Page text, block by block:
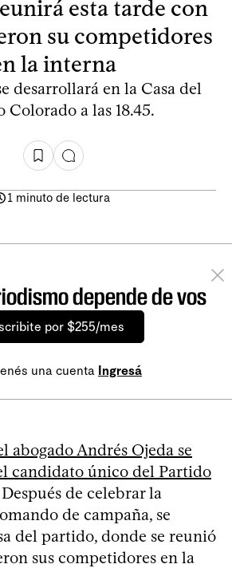
esta tarde con
su competidores
la interna
desarrollará en la Casa del
Colorado a las 18.45.
1 minuto de lectura
depende de vos
por $255/mes
una cuenta Ingresá
abogado Andrés Ojeda se
candidato único del Partido
Después de celebrar la
de campaña, se
del partido, donde se reunió
sus competidores en la